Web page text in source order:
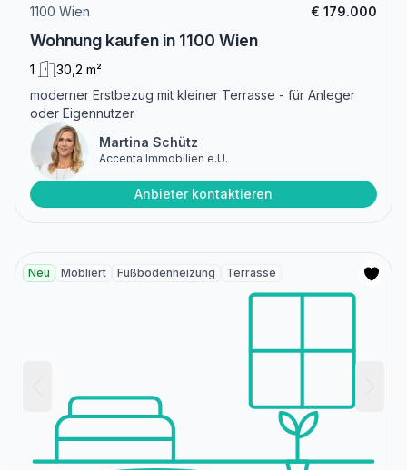
1100 Wien € 179.000
Wohnung kaufen in 1100 Wien
1
30,2 m²
moderner Erstbezug mit kleiner Terrasse - für Anleger
oder Eigennutzer
Martina Schütz
Accenta Immobilien e.U.
Anbieter kontaktieren
Neu Möbliert Fußbodenheizung Terrasse